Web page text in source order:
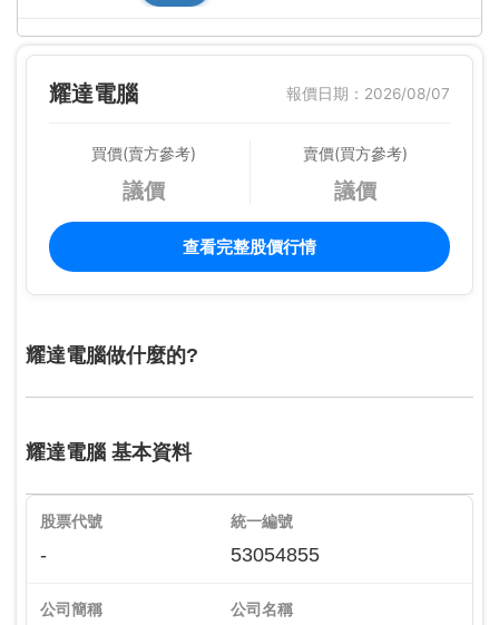
耀達電腦 報價日期：2026/08/07
買價(賣方參考)
議價
賣價(買方參考)
議價
查看完整股價行情
耀達電腦做什麼的?
耀達電腦 基本資料
股票代號
-
統一編號
53054855
公司簡稱 公司名稱